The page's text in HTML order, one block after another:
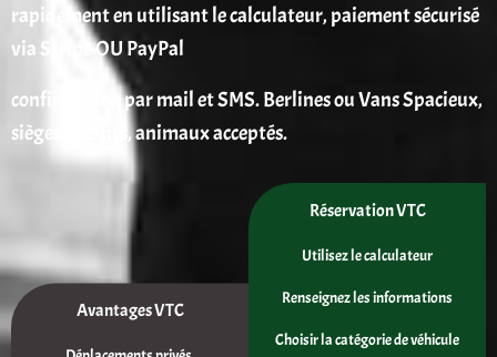
rapidement en utilisant le calculateur, paiement sécurisé
via Stripe OU PayPal
confirmation par mail et SMS. Berlines ou Vans Spacieux,
sièges enfants, animaux acceptés.
Avantages VTC
Réservation VTC
Utilisez le calculateur
Renseignez les informations
Choisir la catégorie de véhicule